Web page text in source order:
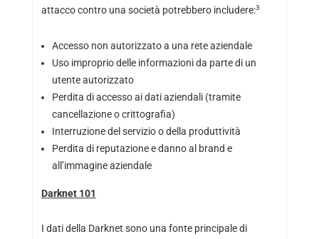
attacco contro una società potrebbero includere:3
Accesso non autorizzato a una rete aziendale
Uso improprio delle informazioni da parte di un
utente autorizzato
Perdita di accesso ai dati aziendali (tramite
cancellazione o crittografia)
Interruzione del servizio o della produttività
Perdita di reputazione e danno al brand e
all’immagine aziendale
Darknet 101
I dati della Darknet sono una fonte principale di